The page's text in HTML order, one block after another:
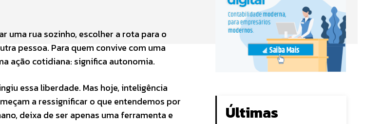
uma rua sozinho, escolher a rota para o
pessoa. Para quem convive com uma
ação cotidiana: significa autonomia.
essa liberdade. Mas hoje, inteligência
a ressignificar o que entendemos por
deixa de ser apenas uma ferramenta e
Últimas